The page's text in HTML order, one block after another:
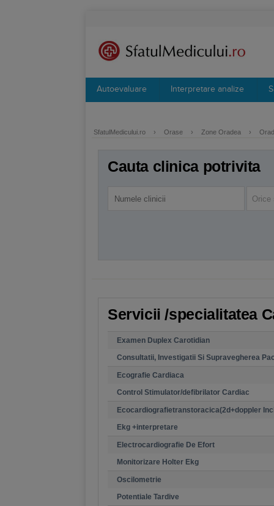
Autoevaluare Interpretare analize
SfatulMedicului.ro › Orase › Zone Oradea ›
Cauta clinica potrivita
Orice
Servicii /specialitatea
Examen Duplex Carotidian
Consultatii, Investigatii Si Supravegherea
Ecografie Cardiaca
Control Stimulator/defibrilator Cardiac
Ecocardiografietranstoracica(2d+doppler
Ekg +interpretare
Electrocardiografie De Efort
Monitorizare Holter Ekg
Oscilometrie
Potentiale Tardive